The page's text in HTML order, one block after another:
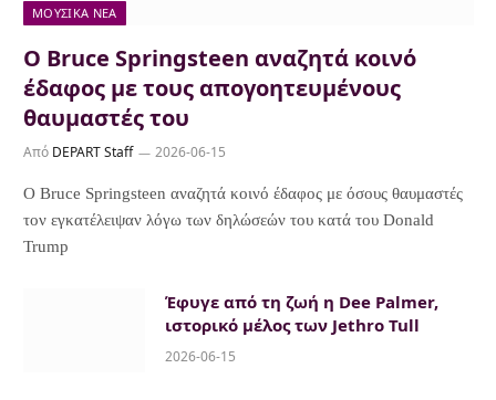
ΜΟΥΣΙΚΆ ΝΈΑ
Ο Bruce Springsteen αναζητά κοινό
έδαφος με τους απογοητευμένους
θαυμαστές του
Από DEPART Staff 2026-06-15
Ο Bruce Springsteen αναζητά κοινό έδαφος με όσους θαυμαστές
τον εγκατέλειψαν λόγω των δηλώσεών του κατά του Donald
Trump
Έφυγε από τη ζωή η Dee Palmer,
ιστορικό μέλος των Jethro Tull
2026-06-15